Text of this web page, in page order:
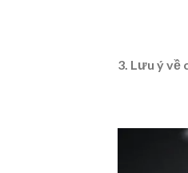
3. Lưu ý về